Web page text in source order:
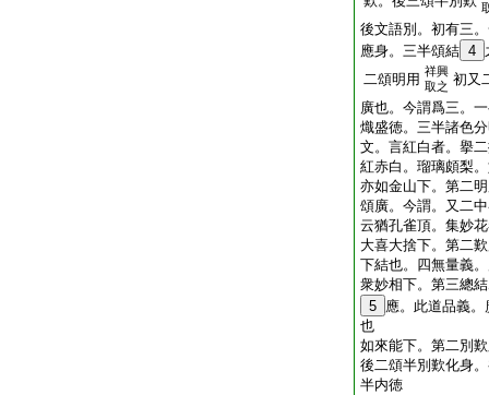
後文語別。初有三
應身。三半頌結 4
二頌明用 祥興
取之 初又
廣也。今謂爲三。
熾盛徳。三半諸色
文。言紅白者。擧
紅赤白。瑠璃頗梨
亦如金山下。第二
頌廣。今謂。又二
云猶孔雀頂。集妙
大喜大捨下。第二
下結也。四無量義
衆妙相下。第三總
5 應。此道品義
也
如來能下。第二別
後二頌半別歎化身
半内徳